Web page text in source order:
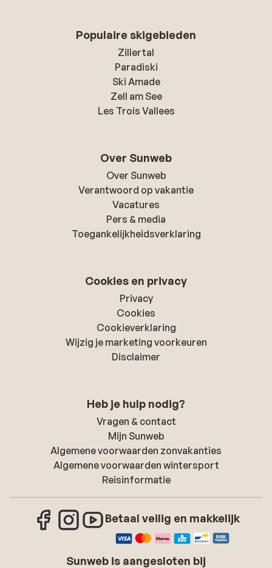
Populaire skigebieden
Zillertal
Paradiski
Ski Amade
Zell am See
Les Trois Vallees
Over Sunweb
Over Sunweb
Verantwoord op vakantie
Vacatures
Pers & media
Toegankelijkheidsverklaring
Cookies en privacy
Privacy
Cookies
Cookieverklaring
Wijzig je marketing voorkeuren
Disclaimer
Heb je hulp nodig?
Vragen & contact
Mijn Sunweb
Algemene voorwaarden zonvakanties
Algemene voorwaarden wintersport
Reisinformatie
Betaal veilig en makkelijk
Sunweb is aangesloten bij